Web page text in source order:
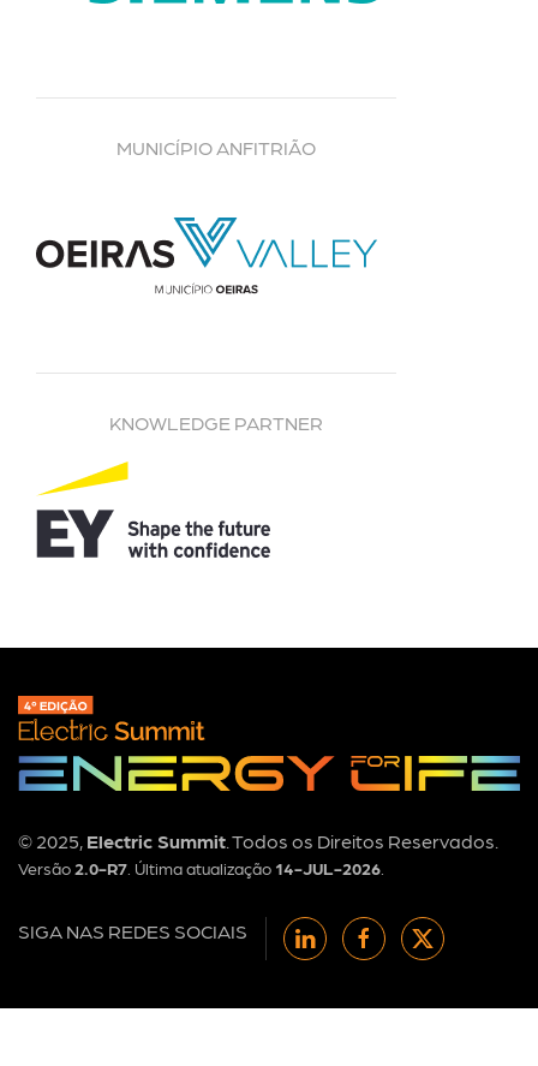
MUNICÍPIO ANFITRIÃO
KNOWLEDGE PARTNER
© 2025,Electric Summit . Todos os Direitos Reservados.
Versão2.0-R7 . Última atualização 14-JUL-2026
SIGA NAS REDES SOCIAIS